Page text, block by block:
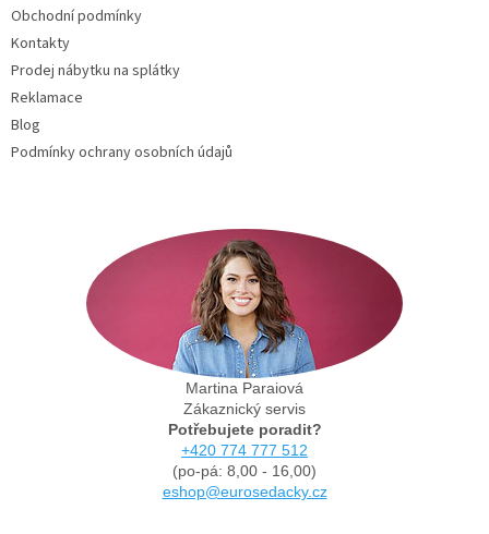
Obchodní podmínky
Kontakty
Prodej nábytku na splátky
Reklamace
Blog
Podmínky ochrany osobních údajů
Martina Paraiová
Zákaznický servis
Potřebujete poradit?
+420 774 777 512
(po-pá: 8,00 - 16,00)
eshop@eurosedacky.cz